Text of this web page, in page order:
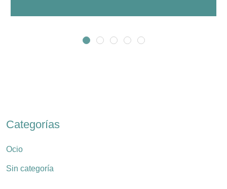
Categorías
Ocio
Sin categoría